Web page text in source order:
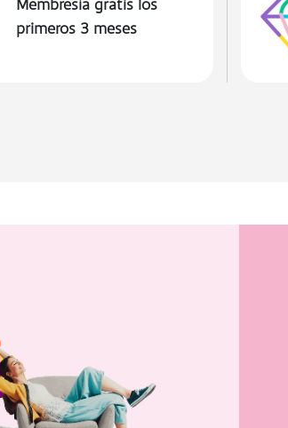
Realiza compras en línea de
forma más segura